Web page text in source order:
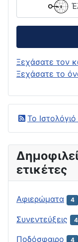
Ξεχάσατε τον
Ξεχάσατε το
Το
ετικέτες
Αφιερώματα 4
Συνεντεύξεις 4
Ποδόσφαιρο 4